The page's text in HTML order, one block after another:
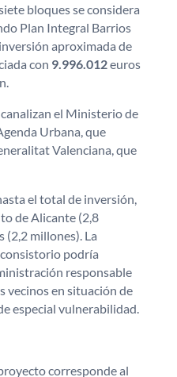
bloques se considera
Plan Integral Barrios
aproximada de
con 9.996.012euros
el Ministerio de
Urbana, que
Valenciana, que
el total de inversión,
de Alicante (2,8
millones). La
podría
responsable
vecinos en situación de
especial vulnerabilidad.
corresponde al